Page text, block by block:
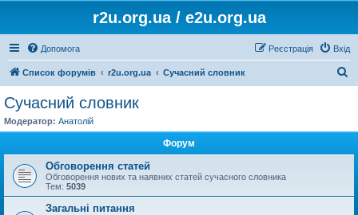
r2u.org.ua / e2u.org.ua
Допомога Вхід
Реєстрація
Список форумів r2u.org.ua Сучасний словник
Сучасний словник
Модератор: Анатолій
Форум
Обговорення статей
Обговорення нових та наявних статей сучасного словника
Тем: 5039
Загальні питання